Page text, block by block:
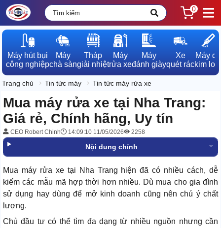
0
Máy hút bụi
công nghiệp
Máy
chà sàn
Tháp
giải nhiệt
Máy
rửa xe
Máy
đánh giày
Xe
quét rác
Máy dò
kim loại
Trang chủ Tin tức máy Tin tức máy rửa xe
Mua máy rửa xe tại Nha Trang:
Giá rẻ, Chính hãng, Uy tín
CEO Robert Chinh 14:09:10 11/05/2026 2258
Nội dung chính
Mua máy rửa xe tại Nha Trang hiện đã có nhiều cách, dễ
kiếm các mẫu mã hợp thời hơn nhiều. Dù mua cho gia đình
sử dụng hay dùng để mở kinh doanh cũng nên chú ý chất
lượng.
Chủ đầu tư có thể tìm đa dạng từ nhiều nguồn nhưng cần